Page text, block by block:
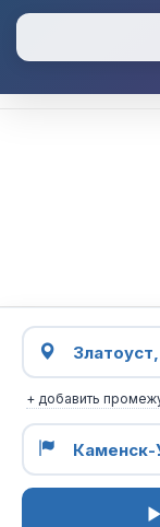
+ добавить